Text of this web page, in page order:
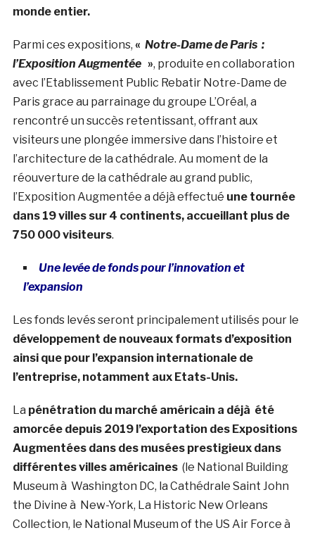
monde entier.
Parmi ces expositions, « Notre-Dame de Paris :
l’Exposition Augmentée», produite en collaboration
avec l’Etablissement Public Rebatir Notre-Dame de
Paris grace au parrainage du groupe L’Oréal, a
rencontré un succès retentissant, offrant aux
visiteurs une plongée immersive dans l’histoire et
l’architecture de la cathédrale. Au moment de la
réouverture de la cathédrale au grand public,
l’Exposition Augmentée a déjà effectué une tournée
dans 19 villes sur 4 continents, accueillant plus de
750 000 visiteurs.
Une levée de fonds pour l’innovation et
l’expansion
Les fonds levés seront principalement utilisés pour le
développement de nouveaux formats d’exposition
ainsi que pour l’expansion internationale de
l’entreprise, notamment aux Etats-Unis.
La pénétration du marché américain a déjà été
amorcée depuis 2019 l’exportation des Expositions
Augmentées dans des musées prestigieux dans
différentes villes américaines(le National Building
Museum à Washington DC, la Cathédrale Saint John
the Divine à New-York, La Historic New Orleans
Collection, le National Museum of the US Air Force à